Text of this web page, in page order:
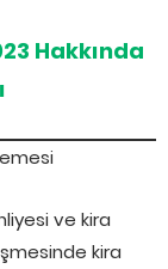
Hakkında
ve kira
kira